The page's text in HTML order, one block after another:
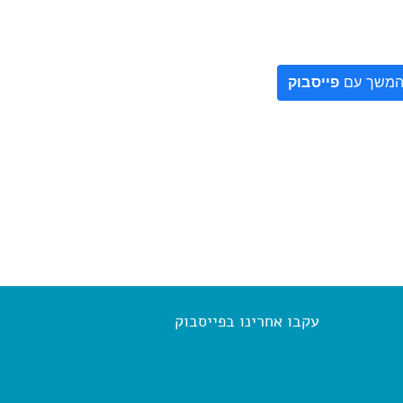
המשך עם פייסבוק
עקבו אחרינו בפייסבוק